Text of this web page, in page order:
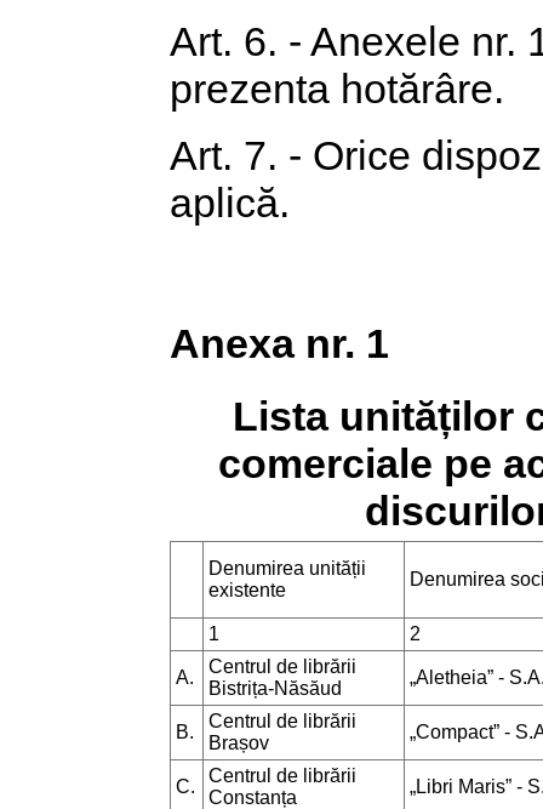
Art. 6. - Anexele nr.
prezenta hotărâre.
Art. 7. - Orice
aplică.
Anexa nr. 1
Lista unităților
comerciale pe
Denumirea unității
existente
Denumirea
1 2
A.
Centrul de librării
Bistrița-Năsăud
„Aletheia” -
B.
Centrul de librării
Brașov
„Compact” -
C.
Centrul de librării
Constanța
„Libri Maris” -